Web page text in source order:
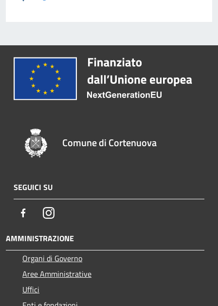
Comune di Cortenuova
SEGUICI SU
FacebookInstagram
AMMINISTRAZIONE
Organi di Governo
Aree Amministrative
Uffici